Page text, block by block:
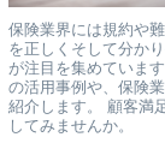
保険業界には規約や
を正しくそして分か
が注目を集めていま
の活用事例や、保険
紹介します。 顧客満
してみませんか。